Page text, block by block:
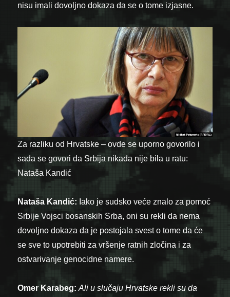
nisu imali dovoljno dokaza da se o tome izjasne.
Za razliku od Hrvatske – ovde se uporno govorilo i
sada se govori da Srbija nikada nije bila u ratu:
Nataša Kandić
Nataša Kandić: Iako je sudsko veće znalo za pomoć
Srbije Vojsci bosanskih Srba, oni su rekli da nema
dovoljno dokaza da je postojala svest o tome da će
se sve to upotrebiti za vršenje ratnih zločina i za
ostvarivanje genocidne namere.
Omer Karabeg:Ali u slučaju Hrvatske rekli su da